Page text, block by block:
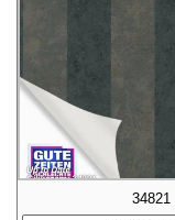
34821